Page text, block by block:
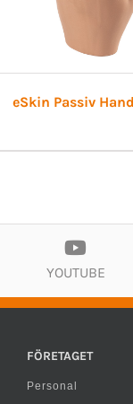
eSkin Passiv
YOUTUBE
FÖRETAGET
Personal